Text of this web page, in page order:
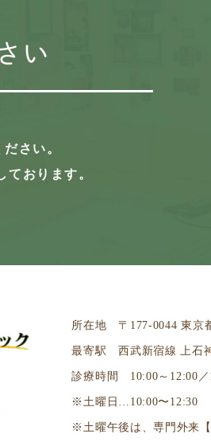
い
さい。
ております。
所在地 〒177-0044 東京
最寄駅 西武新宿線 上石
診療時間 10:00～12:00／
※土曜日…10:00〜12:30
※土曜午後は、専門外来